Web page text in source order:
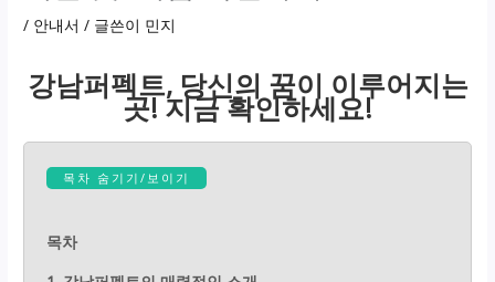
/ 안내서 / 글쓴이 민지
강남퍼펙트, 당신의 꿈이 이루어지는
곳! 지금 확인하세요!
목차 숨기기/보이기
목차